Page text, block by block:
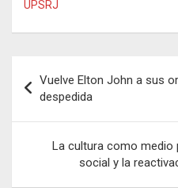
UPSRJ
de
entradas
Vuelve Elton John a sus
despedida
La cultura como medio
social y la